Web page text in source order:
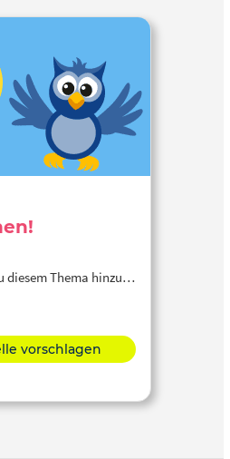
diesem Thema hinzu…
vorschlagen